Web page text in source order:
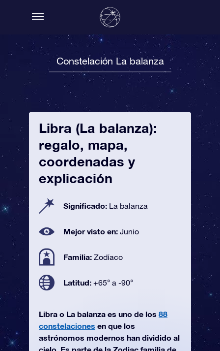
Constelación La balanza
Libra (La balanza):
regalo, mapa,
coordenadas y
explicación
Significado: La balanza
Mejor visto en: Junio
Familia: Zodíaco
Latitud: +65° a -90°
Libra o La balanza es uno de los 88
constelaciones en que los
astrónomos modernos han dividido al